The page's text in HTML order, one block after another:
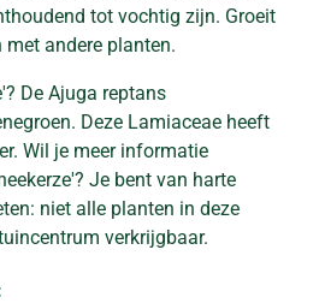
tot vochtig zijn. Groeit
andere planten.
De Ajuga reptans
Deze Lamiaceae heeft
Wil je meer informatie
Je bent van harte
niet alle planten in deze
verkrijgbaar.